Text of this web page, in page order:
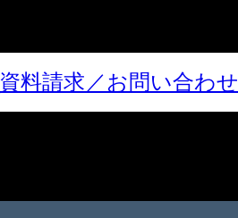
資料請求／お問い合わせ